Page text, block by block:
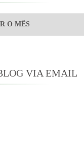
VIA EMAIL